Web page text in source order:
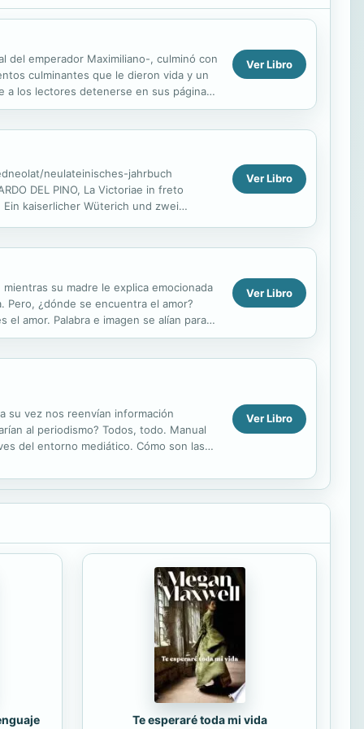
del emperador Maximiliano-, culminó con
culminantes que le dieron vida y un
a los lectores detenerse en sus páginas
Ver Libro
neulateinisches-jahrbuch
DEL PINO, La Victoriae in freto
Ein kaiserlicher Wüterich und zwei
Ver Libro
su madre le explica emocionada
Pero, ¿dónde se encuentra el amor?
amor. Palabra e imagen se alían para
Ver Libro
su vez nos reenvían información
al periodismo? Todos, todo. Manual
del entorno mediático. Cómo son las
Ver Libro
Te esperaré toda mi vida